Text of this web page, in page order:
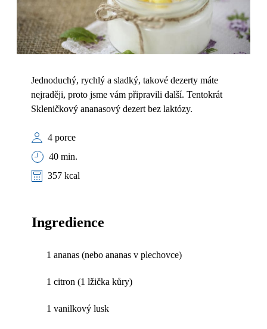
Jednoduchý, rychlý a sladký, takové dezerty máte
nejraději, proto jsme vám připravili další. Tentokrát
Skleničkový ananasový dezert bez laktózy.
4 porce
40 min.
357 kcal
Ingredience
1 ananas (nebo ananas v plechovce)
1 citron (1 lžička kůry)
1 vanilkový lusk